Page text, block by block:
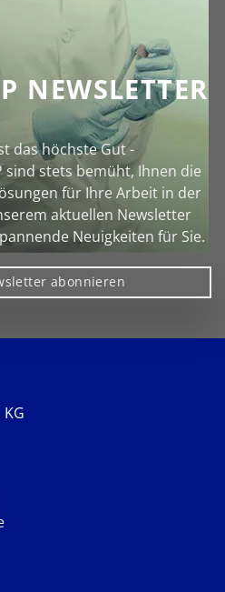
NEWSLETTER
das höchste Gut -
sind stets bemüht, Ihnen die
für Ihre Arbeit in der
aktuellen Newsletter
Neuigkeiten für Sie.
abonnieren